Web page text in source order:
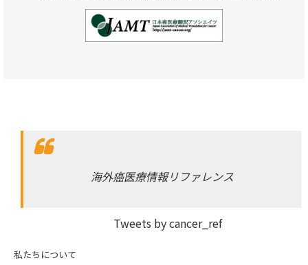
海外癌医療情報リファレンス
Tweets by cancer_ref
私たちについて